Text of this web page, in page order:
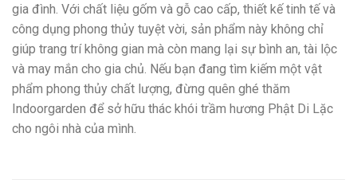
gia đình. Với chất liệu gốm và gỗ cao cấp, thiết kế tinh tế và
công dụng phong thủy tuyệt vời, sản phẩm này không chỉ
giúp trang trí không gian mà còn mang lại sự bình an, tài lộc
và may mắn cho gia chủ. Nếu bạn đang tìm kiếm một vật
phẩm phong thủy chất lượng, đừng quên ghé thăm
Indoorgarden để sở hữu thác khói trầm hương Phật Di Lặc
cho ngôi nhà của mình.